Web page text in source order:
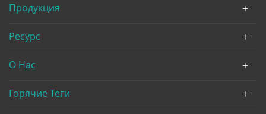
Продукция
Ресурс
О Нас
Горячие Теги